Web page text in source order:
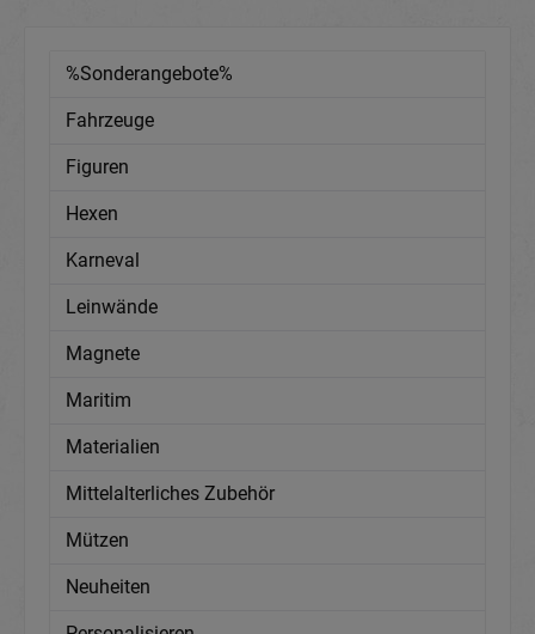
%Sonderangebote%
Fahrzeuge
Figuren
Hexen
Karneval
Leinwände
Magnete
Maritim
Materialien
Mittelalterliches Zubehör
Mützen
Neuheiten